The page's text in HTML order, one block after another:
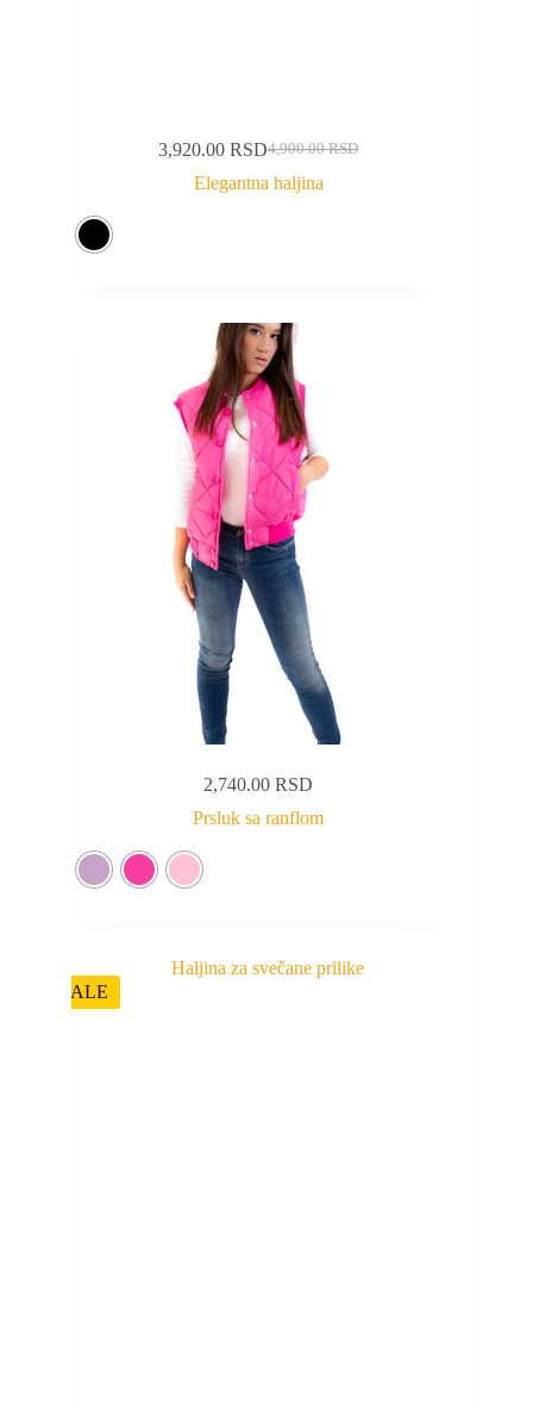
4,900.00RSD
3,920.00RSD
Elegantna haljina
2,740.00RSD
Prsluk sa ranflom
SALE